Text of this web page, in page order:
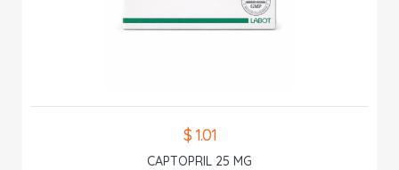
$ 1.01
CAPTOPRIL 25 MG